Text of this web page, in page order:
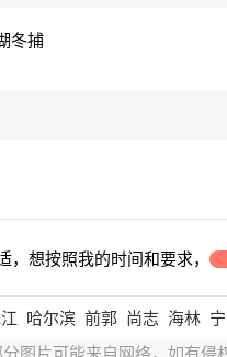
冬捕
，想按照我的时间和要求，
哈尔滨 前郭 尚志 海林